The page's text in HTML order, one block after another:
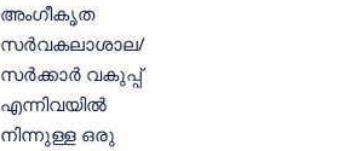
അംഗീകൃത
സര്‍വകലാശാല/
സര്‍ക്കാര്‍ വകുപ്പ്
എന്നിവയില്‍
നിന്നുള്ള ഒരു